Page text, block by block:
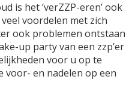
is het ‘verZZP-eren’ ook
voordelen met zich
ook problemen ontstaan
up party van een zzp’er
voor u op te
voor- en nadelen op een